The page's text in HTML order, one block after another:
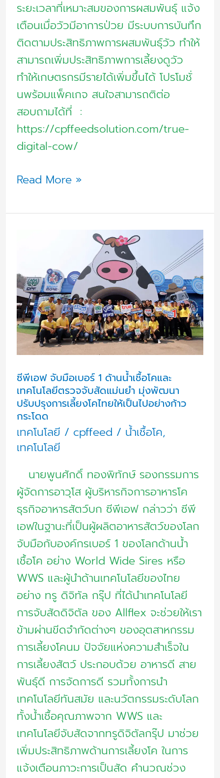
ระยะเวลาที่เหมาะสมของการผสมพันธุ์ แจ้ง
เตือนเมื่อวัวมีอาการป่วย มีระบบการบันทึก
ติดตามประสิทธิภาพการผสมพันธุ์วัว ทำให้
สามารถเพิ่มประสิทธิภาพการเลี้ยงดูวัว
ทำให้เกษตรกรมีรายได้เพิ่มขึ้นได้ โปรโมชั่
นพร้อมแพ็คเกจ สนใจสามารถติต่อ
สอบถามได้ที่ :
https://cpffeedsolution.com/true-
digital-cow/
Read More »
ซีพีเอฟ จับมือเบอร์ 1 ด้านน้ำเชื้อโคและ
เทคโนโลยีตรวจจับสัดแม่นยำ มุ่งพัฒนา
ปรับปรุงการเลี้ยงโคไทยให้เป็นไปอย่างก้าว
กระโดด
เทคโนโลยี / cpffeed / น้ำเชื้อโค,
เทคโนโลยี
นายพูนศักดิ์ ทองพิทักษ์ รองกรรมการ
ผู้จัดการอาวุโส ผู้บริหารกิจการอาหารโค
ธุรกิจอาหารสัตว์บก ซีพีเอฟ กล่าวว่า ซีพี
เอฟในฐานะที่เป็นผู้ผลิตอาหารสัตว์ของโลก
จับมือกับองค์กรเบอร์ 1 ของโลกด้านน้ำ
เชื้อโค อย่าง World Wide Sires หรือ
WWS และผู้นำด้านเทคโนโลยีของไทย
อย่าง ทรู ดิจิทัล กรุ๊ป ที่ได้นำเทคโนโลยี
การจับสัดดิจิตัล ของ Allflex จะช่วยให้เรา
ข้ามผ่านขีดจำกัดต่างๆ ของอุตสาหกรรม
การเลี้ยงโคนม ปัจจัยแห่งความสำเร็จใน
การเลี้ยงสัตว์ ประกอบด้วย อาหารดี สาย
พันธุ์ดี การจัดการดี รวมทั้งการนำ
เทคโนโลยีทันสมัย และนวัตกรรมระดับโลก
ทั้งน้ำเชื้อคุณภาพจาก WWS และ
เทคโนโลยีจับสัดจากทรูดิจิตัลกรุ๊ป มาช่วย
เพิ่มประสิทธิภาพด้านการเลี้ยงโค ในการ
แจ้งเตือนภาวะการเป็นสัด คำนวณช่วง
เอฟ
จับ
มือ
เบอร์
1
ด้าน
น้ำ
เชื้อ
โค
และ
เทคโนโลยี
จับ
สัด
แม่นยำ
มุ่ง
พัฒนา
ปรับปรุง
การ
เลี้ยง
โค
ไทย
ให้
เป็น
ไป
อย่าง
ก้าว
กระโดด